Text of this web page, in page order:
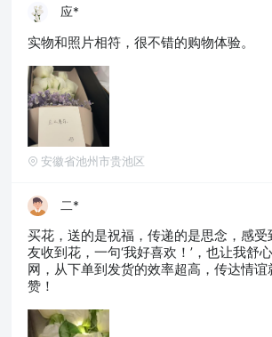
坊,镇江,衡阳,包头,赣州,扬州,清远,
林,吉林,淄博,蚌埠,柳州,遵义,邢台,
亚,宜宾,东营,临沂,德州,开封,大同,
尔,连云港,新乡,黄冈,焦作,十堰,驻
江,黄石,宝鸡,丹东,阜阳,北海,聊城,
江,萍乡,安庆,承德,商丘,盘锦,乐山,
口,平顶山,临汾,韶关,日照,新余,晋
淮南,晋中,潮州,滨州,自贡,六安,株
晋江,顺德,江阴,吴江,昆山,义乌,惠
应*
实物和照片相符，很不错的购物体验。
安徽省池州市贵池区
二*
买花，送的是祝福，传递的是思念，感受
友收到花，一句‘我好喜欢！’，也让我舒
网，从下单到发货的效率超高，传达情谊
赞！